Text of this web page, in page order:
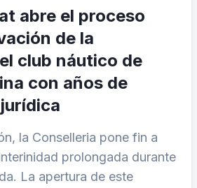
abre el proceso
de la
club náutico de
con años de
la Conselleria pone fin a
prolongada durante
La apertura de este